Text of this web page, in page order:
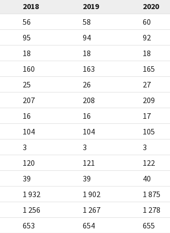
2018 2019 2020
56 58 60
95 94 92
18 18 18
160 163 165
25 26 27
207 208 209
16 16 17
104 104 105
3 3 3
120 121 122
39 39 40
1 932 1 902 1 875
1 256 1 267 1 278
653 654 655